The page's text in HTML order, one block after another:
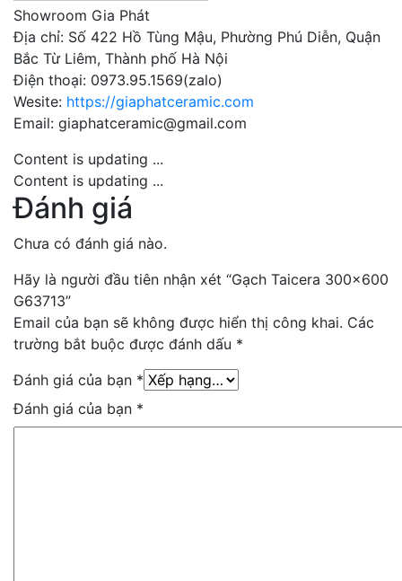
Showroom Gia Phát
Địa chỉ: Số 422 Hồ Tùng Mậu, Phường Phú Diễn, Quận
Bắc Từ Liêm, Thành phố Hà Nội
Điện thoại: 0973.95.1569(zalo)
Wesite: https://giaphatceramic.com
Email: giaphatceramic@gmail.com
Content is updating ...
Content is updating ...
Đánh giá
Chưa có đánh giá nào.
Hãy là người đầu tiên nhận xét “Gạch Taicera 300×600
G63713”
Email của bạn sẽ không được hiển thị công khai. Các
trường bắt buộc được đánh dấu *
Đánh giá của bạn *
Đánh giá của bạn *